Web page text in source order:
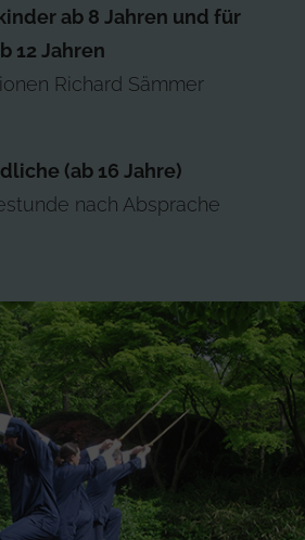
ab 8 Jahren und für
12 Jahren
Richard Sämmer
(ab 16 Jahre)
nach Absprache